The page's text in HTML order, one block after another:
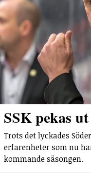
SSK pekas
Trots det lyckades
erfarenheter som nu
kommande säsongen.